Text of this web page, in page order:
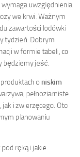
wymaga uwzględnienia
we krwi. Ważnym
zawartości lodówki
tydzień. Dobrym
w formie tabeli, co
będziemy jeść.
o niskim
pełnoziarniste
jak i zwierzęcego. Oto
planowaniu
pod ręką i jakie